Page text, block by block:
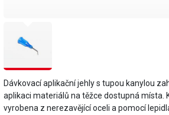
Dávkovací aplikační jehly s tupou kanylou
aplikaci materiálů na těžce dostupná místa.
vyrobena z nerezavějící oceli a pomocí